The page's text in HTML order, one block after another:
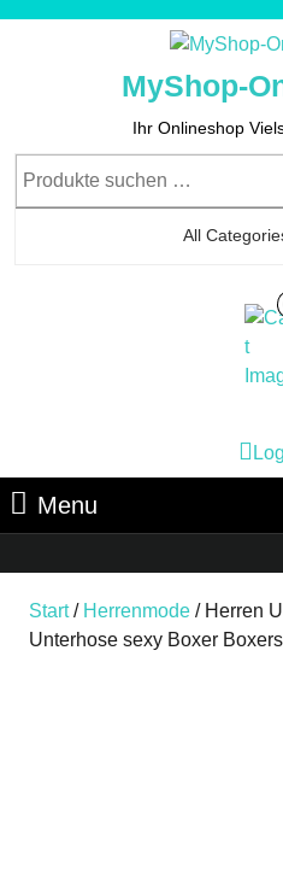
MyShop-
Ihr Onlineshop
All
Menu
Start/ Herrenmode / Herren
Unterhose sexy Boxer